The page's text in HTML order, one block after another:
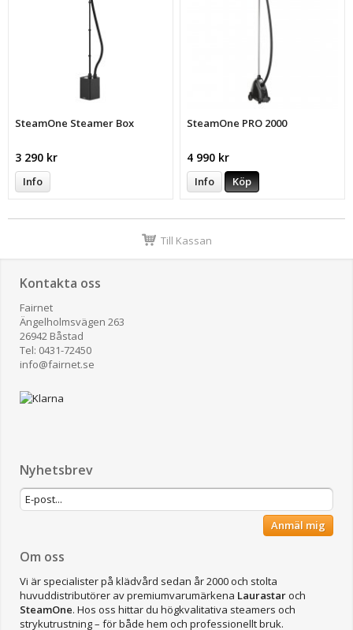
SteamOne Steamer Box
3 290 kr
Info
SteamOne PRO 2000
4 990 kr
Info Köp
Till Kassan
Kontakta oss
Fairnet
Ängelholmsvägen 263
26942 Båstad
Tel: 0431-72450
​info@fairnet.se
Nyhetsbrev
Anmäl mig
Om oss
Vi är specialister på klädvård sedan år 2000 och stolta
huvuddistributörer av premiumvarumärkena Laurastaroch
SteamOne. Hos oss hittar du högkvalitativa steamers och
strykutrustning – för både hem och professionellt bruk.